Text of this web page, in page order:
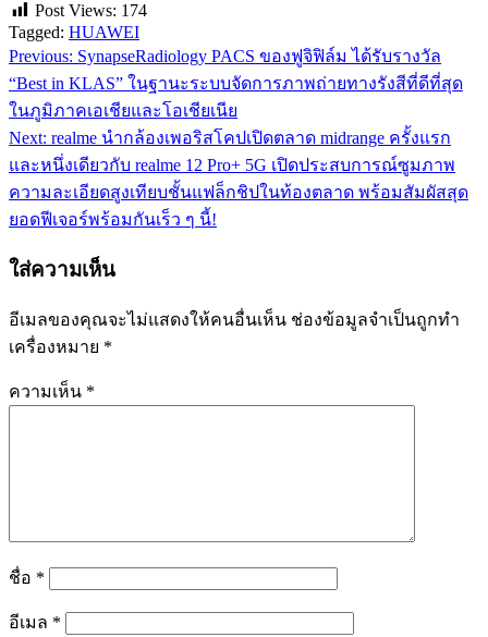
Post Views: 174
Tagged: HUAWEI
แนะแนว
เรื่อง
Previous: SynapseRadiology PACS ของฟูจิฟิล์ม ได้รับรางวัล
“Best in KLAS” ในฐานะระบบจัดการภาพถ่ายทางรังสีที่ดีที่สุด
ในภูมิภาคเอเชียและโอเชียเนีย
Next: realme นำกล้องเพอริสโคปเปิดตลาด midrange ครั้งแรก
และหนึ่งเดียวกับ realme 12 Pro+ 5G เปิดประสบการณ์ซูมภาพ
ความละเอียดสูงเทียบชั้นแฟล็กชิปในท้องตลาด พร้อมสัมผัสสุด
ยอดฟีเจอร์พร้อมกันเร็ว ๆ นี้!
ใส่ความเห็น
อีเมลของคุณจะไม่แสดงให้คนอื่นเห็น ช่องข้อมูลจำเป็นถูกทำ
เครื่องหมาย *
ความเห็น *
ชื่อ *
อีเมล *